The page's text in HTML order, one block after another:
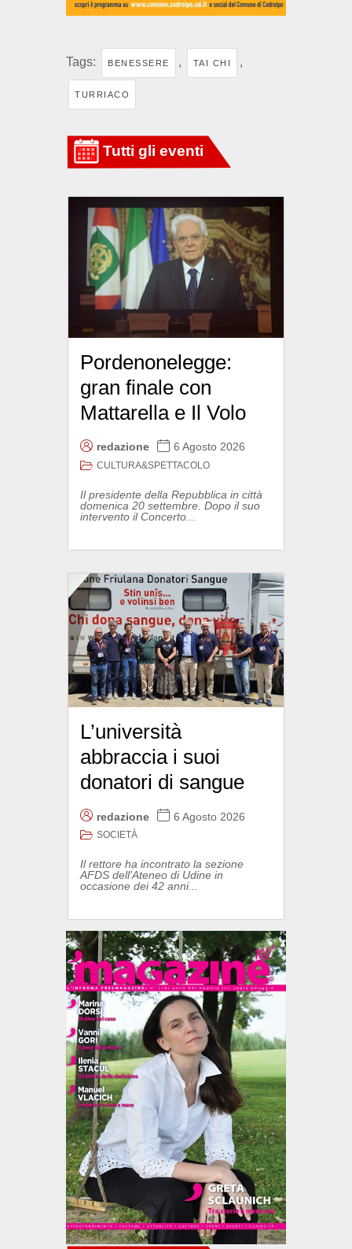
Tags: BENESSERE , TAI CHI ,
TURRIACO
Pordenonelegge:
gran finale con
Mattarella e Il Volo
redazione 6 Agosto 2026
CULTURA&SPETTACOLO
Il presidente della Repubblica in città
domenica 20 settembre. Dopo il suo
intervento il Concerto...
L’università
abbraccia i suoi
donatori di sangue
redazione 6 Agosto 2026
SOCIETÀ
Il rettore ha incontrato la sezione
AFDS dell'Ateneo di Udine in
occasione dei 42 anni...